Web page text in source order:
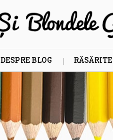
DESPRE BLOG